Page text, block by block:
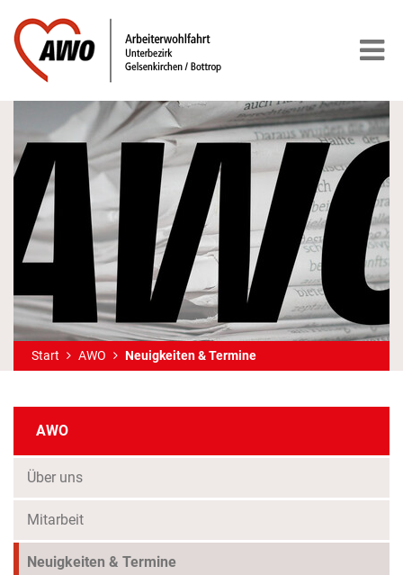
Start AWO Neuigkeiten & Termine
AWO
Über uns
Mitarbeit
Neuigkeiten & Termine